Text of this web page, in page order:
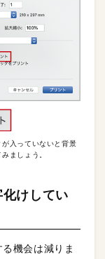
が入っていないと背景
ましょう。
けしてい
機会は減りま